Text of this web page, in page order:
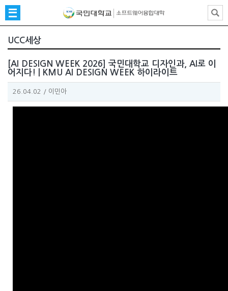
UCC세상
[AI DESIGN WEEK 2026] 국민대학교 디자인과, AI로 이
어지다! | KMU AI DESIGN WEEK 하이라이트
26.04.02 / 이민아